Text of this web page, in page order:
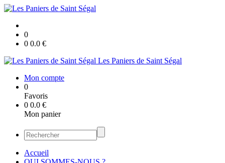
0
0 0.0 €
Les Paniers de Saint Ségal
Mon compte
0
Favoris
0 0.0 €
Mon panier
Accueil